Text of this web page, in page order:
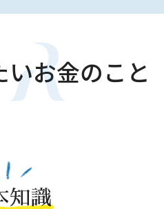
いお金のこと
知識